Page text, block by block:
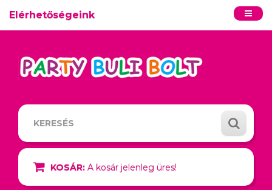
Elérhetőségeink
KOSÁR: A kosár jelenleg üres!